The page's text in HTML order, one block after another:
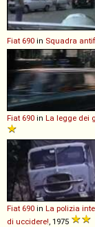
Fiat 690 in Squadra
Fiat 690 in La legge dei
Fiat 690 in La polizia
di uccidere! , 1975